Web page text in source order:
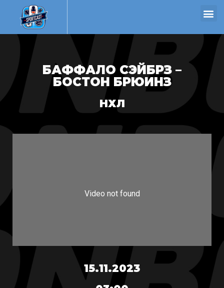
БАФФАЛО СЭЙБРЗ –
БОСТОН БРЮИНЗ
НХЛ
15.11.2023